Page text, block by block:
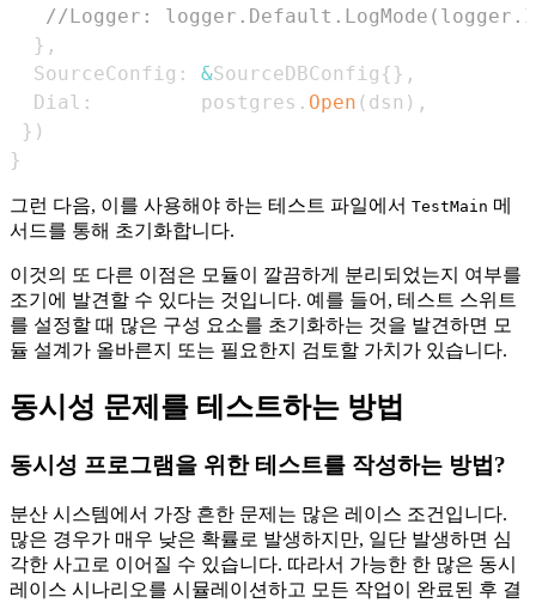
//Logger:
} ,
  SourceConfig
: &SourceDBConfig { } ,
  Dial
:
         postgres
. Open ( dsn ) ,
} )
}
그런 다음, 이를 사용해야 하는 테스트 파일에서 TestMain 메
서드를 통해 초기화합니다.
이것의 또 다른 이점은 모듈이 깔끔하게 분리되었는지 여부를
조기에 발견할 수 있다는 것입니다. 예를 들어, 테스트 스위트
를 설정할 때 많은 구성 요소를 초기화하는 것을 발견하면 모
듈 설계가 올바른지 또는 필요한지 검토할 가치가 있습니다.
동시성 문제를 테스트하는 방법
동시성 프로그램을 위한 테스트를 작성하는 방법?
분산 시스템에서 가장 흔한 문제는 많은 레이스 조건입니다.
많은 경우가 매우 낮은 확률로 발생하지만, 일단 발생하면 심
각한 사고로 이어질 수 있습니다. 따라서 가능한 한 많은 동시
레이스 시나리오를 시뮬레이션하고 모든 작업이 완료된 후 결